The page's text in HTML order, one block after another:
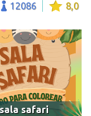
12086 8,0
sala safari